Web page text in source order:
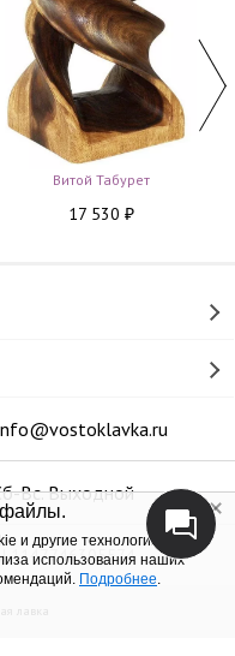
файлы.
и другие технологии для
использования наших
Подробнее.
Витой Табурет
17 530 ₽
Вс. Выходной
1147746305574